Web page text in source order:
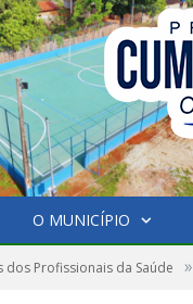
O MUNICÍPIO
dos Profissionais da Saúde »